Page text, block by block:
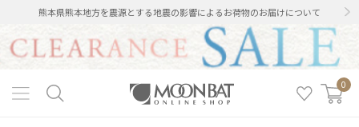
熊本県熊本地方を震源とする地震の影響によるお荷物のお届けについて
0